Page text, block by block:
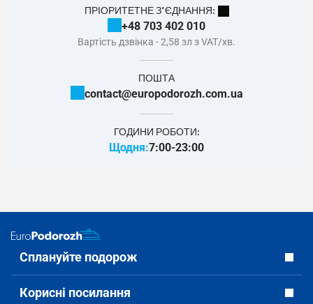
ПРІОРИТЕТНЕ З’ЄДНАННЯ:
+48 703 402 010
Вартість дзвінка - 2,58 зл з VAT/хв.
ПОШТА
contact@europodorozh.com.ua
ГОДИНИ РОБОТИ:
Щодня:7:00-23:00
Сплануйте подорож
Корисні посилання